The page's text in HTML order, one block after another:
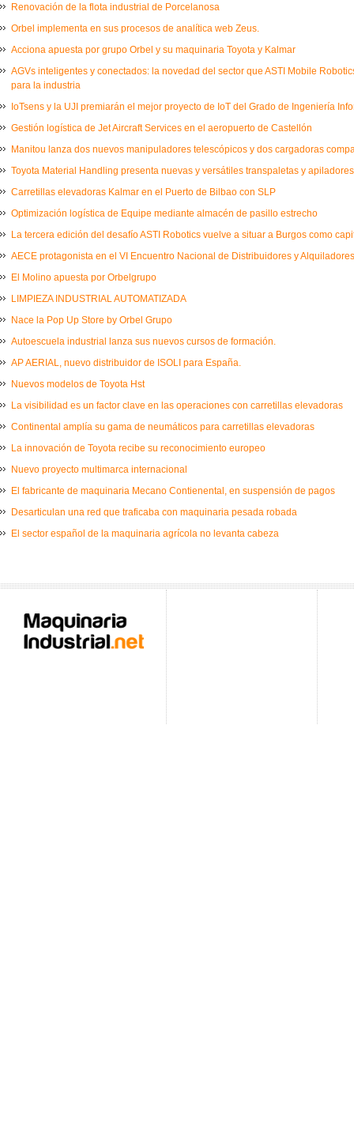
Renovación de la flota industrial de Porcelanosa
Orbel implementa en sus procesos de analítica web Zeus.
Acciona apuesta por grupo Orbel y su maquinaria Toyota y Kalmar
AGVs inteligentes y conectados: la novedad del sector que ASTI Mobile
para la industria
IoTsens y la UJI premiarán el mejor proyecto de IoT del Grado de Ingeniería
Gestión logística de Jet Aircraft Services en el aeropuerto de Castellón
Manitou lanza dos nuevos manipuladores telescópicos y dos cargadoras
Toyota Material Handling presenta nuevas y versátiles transpaletas y
Carretillas elevadoras Kalmar en el Puerto de Bilbao con SLP
Optimización logística de Equipe mediante almacén de pasillo estrecho
La tercera edición del desafío ASTI Robotics vuelve a situar a Burgos como
AECE protagonista en el VI Encuentro Nacional de Distribuidores y
El Molino apuesta por Orbelgrupo
LIMPIEZA INDUSTRIAL AUTOMATIZADA
Nace la Pop Up Store by Orbel Grupo
Autoescuela industrial lanza sus nuevos cursos de formación.
AP AERIAL, nuevo distribuidor de ISOLI para España.
Nuevos modelos de Toyota Hst
La visibilidad es un factor clave en las operaciones con carretillas elevadoras
Continental amplía su gama de neumáticos para carretillas elevadoras
La innovación de Toyota recibe su reconocimiento europeo
Nuevo proyecto multimarca internacional
El fabricante de maquinaria Mecano Contienental, en suspensión de pagos
Desarticulan una red que traficaba con maquinaria pesada robada
El sector español de la maquinaria agrícola no levanta cabeza